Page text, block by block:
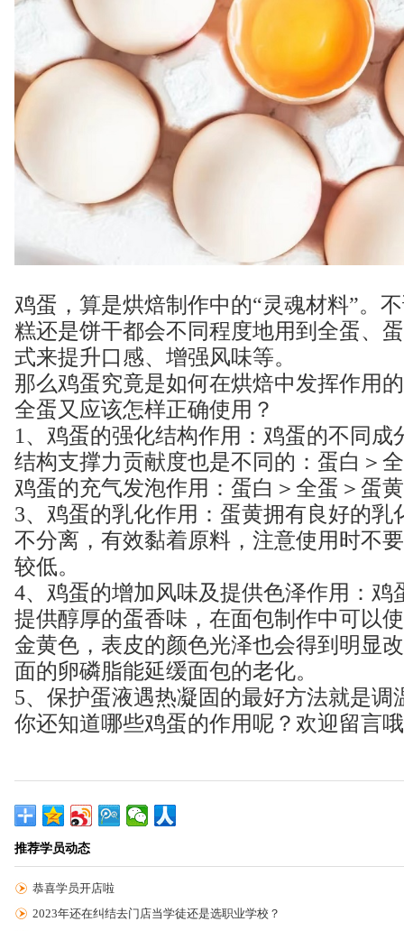
鸡蛋，算是烘焙制作中的“灵魂材料”。
糕还是饼干都会不同程度地用到全蛋、
式来提升口感、增强风味等。
那么鸡蛋究竟是如何在烘焙中发挥作用
全蛋又应该怎样正确使用？
1、鸡蛋的强化结构作用：鸡蛋的不同成
结构支撑力贡献度也是不同的：蛋白＞
鸡蛋的充气发泡作用：蛋白＞全蛋＞蛋
3、鸡蛋的乳化作用：蛋黄拥有良好的乳
不分离，有效黏着原料，注意使用时不
较低。
4、鸡蛋的增加风味及提供色泽作用：鸡
提供醇厚的蛋香味，在面包制作中可以
金黄色，表皮的颜色光泽也会得到明显
面的卵磷脂能延缓面包的老化。
5、保护蛋液遇热凝固的最好方法就是调
你还知道哪些鸡蛋的作用呢？欢迎留言哦
推荐学员动态
恭喜学员开店啦
2023年还在纠结去门店当学徒还是选职业学校？